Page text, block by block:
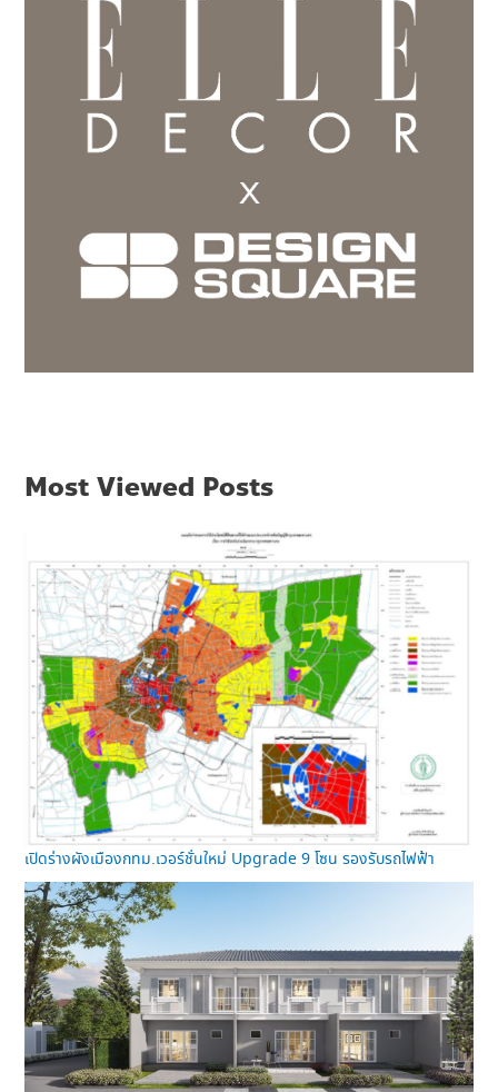
Most Viewed Posts
เปิดร่างผังเมืองกทม.เวอร์ชั่นใหม่ Upgrade 9 โซน รองรับรถไฟฟ้า